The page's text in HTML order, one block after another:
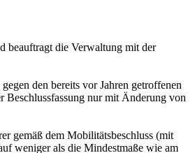
beauftragt die Verwaltung mit der
den bereits vor Jahren getroffenen
Beschlussfassung nur mit Änderung von
gemäß dem Mobilitätsbeschluss (mit
weniger als die Mindestmaße wie am